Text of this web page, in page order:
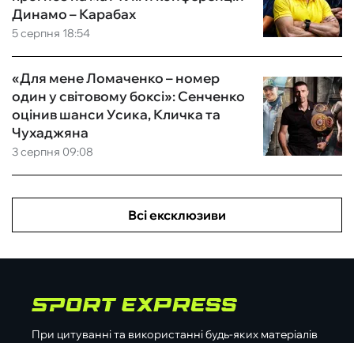
5 серпня 18:54
Динамо – Карабах
3 серпня 09:08
«Для мене Ломаченко – номер
один у світовому боксі»: Сенченко
оцінив шанси Усика, Кличка та
Чухаджяна
Всі ексклюзиви
При цитуванні та використанні будь-яких матеріалів